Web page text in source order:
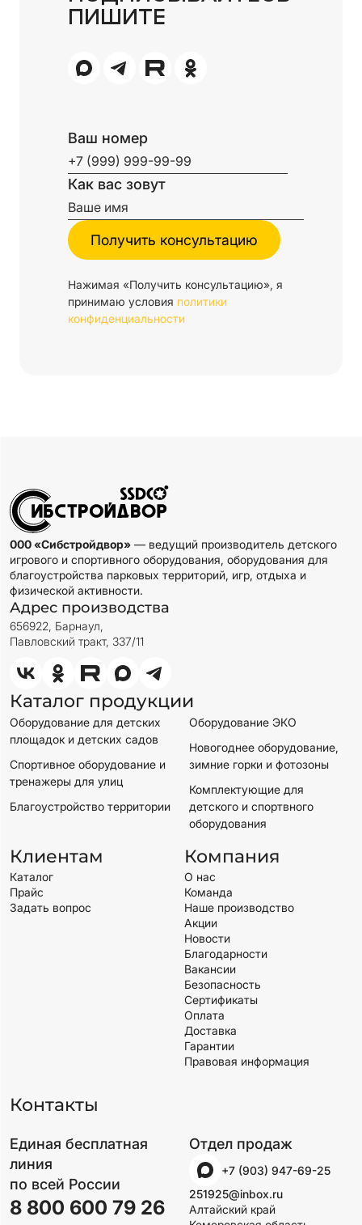
ПИШИТЕ
Ваш номер
Как вас зовут
Нажимая «Получить консультацию», я
принимаю условия политики
конфиденциальности
000 «Сибстройдвор» — ведущий производитель детского
игрового и спортивного оборудования, оборудования для
благоустройства парковых территорий, игр, отдыха и
физической активности.
Адрес производства
656922, Барнаул,
Павловский тракт, 337/11
Каталог продукции
Оборудование для детских
площадок и детских садов
Спортивное оборудование и
тренажеры для улиц
Благоустройство территории
Оборудование ЭКО
Новогоднее оборудование,
зимние горки и фотозоны
Комплектующие для
детского и спортвного
оборудования
Клиентам
Каталог
Прайс
Задать вопрос
Компания
О нас
Команда
Наше производство
Акции
Новости
Благодарности
Вакансии
Безопасность
Сертификаты
Оплата
Доставка
Гарантии
Правовая информация
Контакты
Единая бесплатная
линия
по всей России
8 800 600 79 26
Отдел продаж
+7 (903) 947-69-25
251925@inbox.ru
Алтайский край